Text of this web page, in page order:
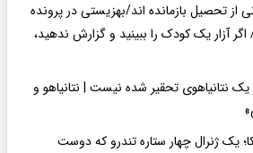
از تحصیل بازمانده اند/بهزیستی در پرونده
آزار یک کودک را ببینید و گزارش ندهید،
نتانیاهوی تحقیر شده نیست | نتانیاهو و
یک ژنرال چهار ستاره تندرو که دوست